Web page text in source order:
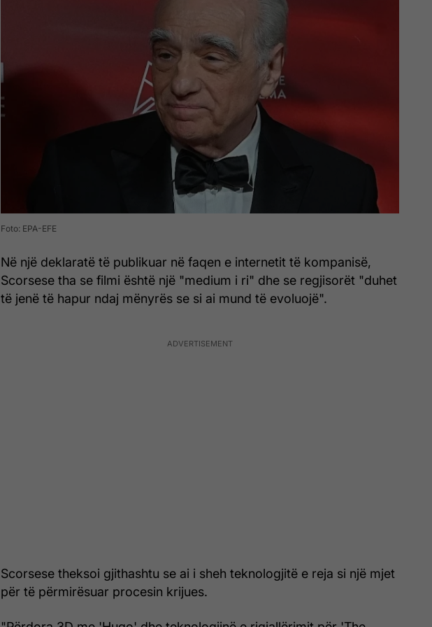
Foto: EPA-EFE
Në një deklaratë të publikuar në faqen e internetit të kompanisë,
Scorsese tha se filmi është një "medium i ri" dhe se regjisorët "duhet
të jenë të hapur ndaj mënyrës se si ai mund të evoluojë".
Scorsese theksoi gjithashtu se ai i sheh teknologjitë e reja si një mjet
për të përmirësuar procesin krijues.